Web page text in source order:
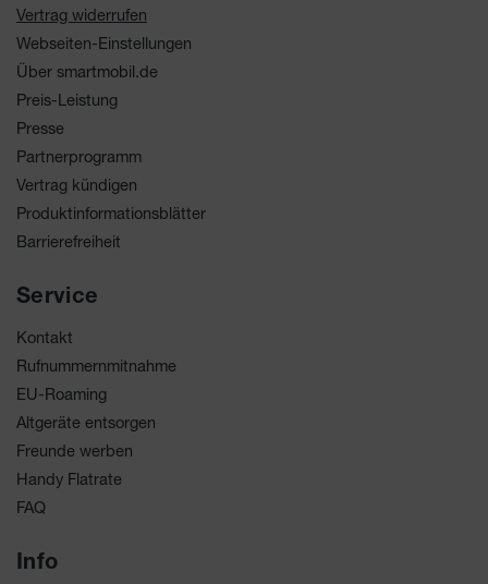
Vertrag widerrufen
Webseiten-Einstellungen
Über smartmobil.de
Preis-Leistung
Presse
Partnerprogramm
Vertrag kündigen
Produktinformationsblätter
Barrierefreiheit
Service
Kontakt
Rufnummernmitnahme
EU-Roaming
Altgeräte entsorgen
Freunde werben
Handy Flatrate
FAQ
Info